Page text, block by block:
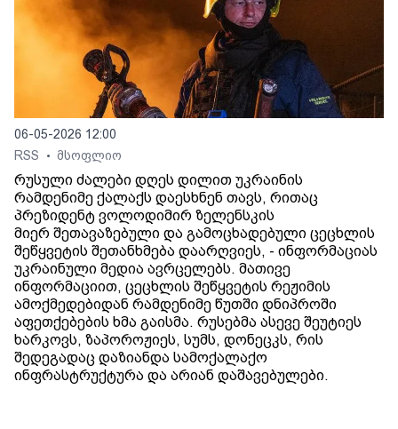
06-05-2026 12:00
RSS
• მსოფლიო
რუსული ძალები დღეს დილით უკრაინის
რამდენიმე ქალაქს დაესხნენ თავს, რითაც
პრეზიდენტ ვოლოდიმირ ზელენსკის
მიერ შეთავაზებული და გამოცხადებული ცეცხლის
შეწყვეტის შეთანხმება დაარღვიეს, - ინფორმაციას
უკრაინული მედია ავრცელებს. მათივე
ინფორმაციით, ცეცხლის შეწყვეტის რეჟიმის
ამოქმედებიდან რამდენიმე წუთში დნიპროში
აფეთქებების ხმა გაისმა. რუსებმა ასევე შეუტიეს
ხარკოვს, ზაპოროჟიეს, სუმს, დონეცკს, რის
შედეგადაც დაზიანდა სამოქალაქო
ინფრასტრუქტურა და არიან დაშავებულები.